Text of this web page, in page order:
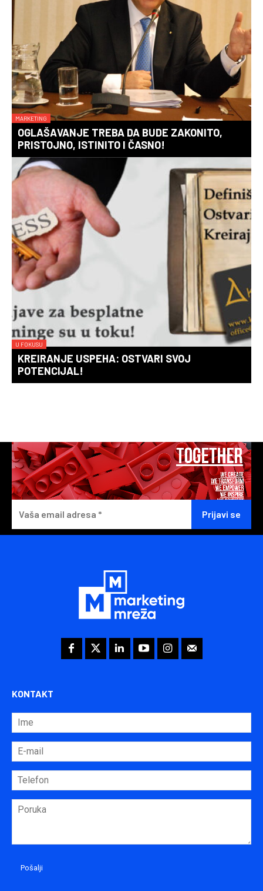
MARKETING
OGLAŠAVANJE TREBA DA BUDE ZAKONITO,
PRISTOJNO, ISTINITO I ČASNO!
U FOKUSU
KREIRANJE USPEHA: OSTVARI SVOJ
POTENCIJAL!
KONTAKT